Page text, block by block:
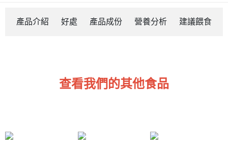
產品介紹 好處 產品成份 營養分析 建議餵食
查看我們的其他食品